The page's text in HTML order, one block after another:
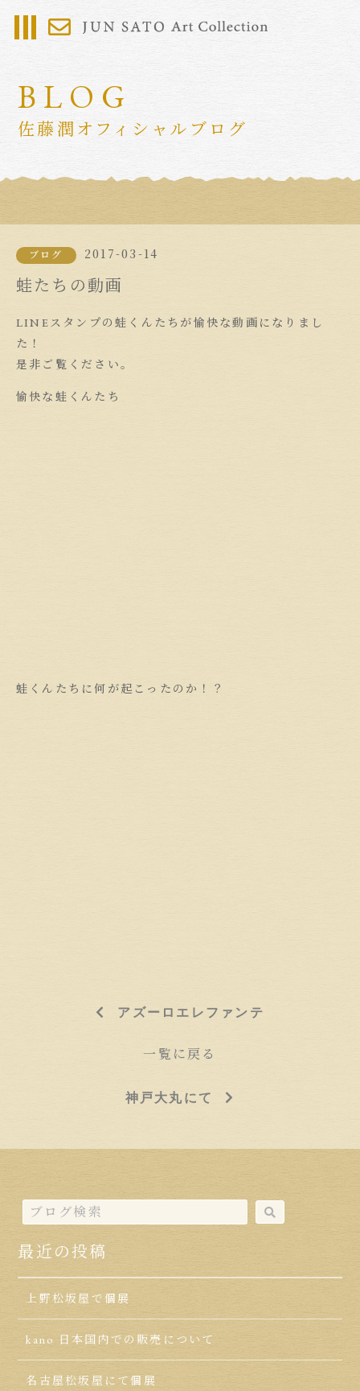
BLOG
佐藤潤オフィシャルブログ
ブログ 2017-03-14
蛙たちの動画
LINEスタンプの蛙くんたちが愉快な動画になりまし
た！
是非ご覧ください。
愉快な蛙くんたち
蛙くんたちに何が起こったのか！？
アズーロエレファンテ
一覧に戻る
神戸大丸にて
最近の投稿
上野松坂屋で個展
kano 日本国内での販売について
名古屋松坂屋にて個展